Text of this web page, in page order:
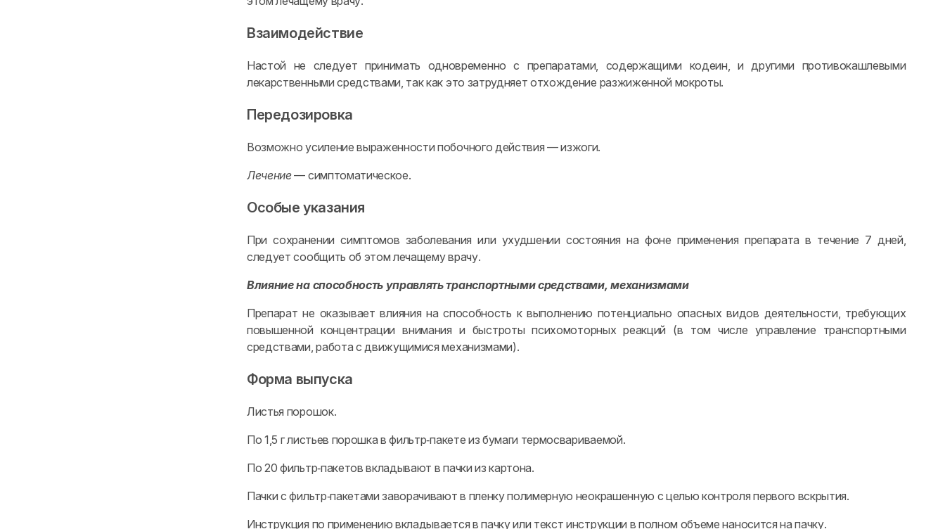
Взаимодействие
Настой не следует принимать одновременно с препаратами, содержащими кодеин, и другими противокашлевыми
лекарственными средствами, так как это затрудняет отхождение разжиженной мокроты.
Передозировка
Возможно усиление выраженности побочного действия — изжоги.
Лечение— симптоматическое.
Особые указания
При сохранении симптомов заболевания или ухудшении состояния на фоне применения препарата в течение 7 дней,
следует сообщить об этом лечащему врачу.
Влияние на способность управлять транспортными средствами, механизмами
Препарат не оказывает влияния на способность к выполнению потенциально опасных видов деятельности, требующих
повышенной концентрации внимания и быстроты психомоторных реакций (в том числе управление транспортными
средствами, работа с движущимися механизмами).
Форма выпуска
Листья порошок.
По 1,5 г листьев порошка в фильтр‑пакете из бумаги термосвариваемой.
По 20 фильтр‑пакетов вкладывают в пачки из картона.
Пачки с фильтр‑пакетами заворачивают в пленку полимерную неокрашенную с целью контроля первого вскрытия.
Инструкция по применению вкладывается в пачку или текст инструкции в полном объеме наносится на пачку.